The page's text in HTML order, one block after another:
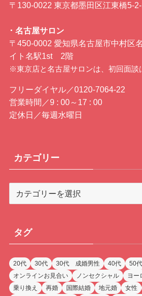
〒130-0022 東京都墨田区江東橋5-
･ 名古屋サロン
〒450-0002 愛知県名古屋市中村区
イト名駅1st 2階
※東京店と名古屋サロンは、初回面談
フリーダイヤル／0120-7064-22
営業時間／9 : 00～17 : 00
定休日／毎週水曜日
カテゴリー
ー
タグ
20代 30代 30代 成婚男性 40代 50代
オンラインお見合い
ノンセクシャル ヨー
乗り換え
再婚 国際結婚 地元婚 女性